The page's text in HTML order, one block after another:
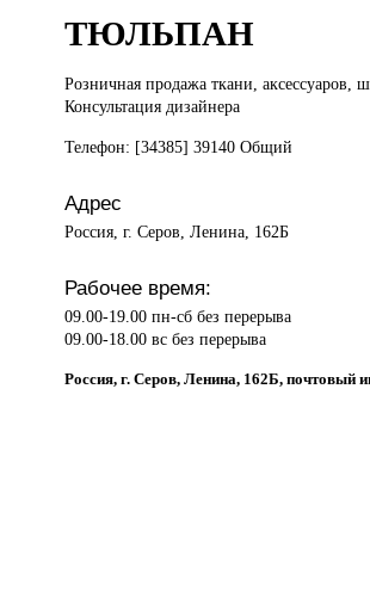
ТЮЛЬПАН
Розничная продажаткани, аксессуаров,
Консультация дизайнера
Телефон: [34385] 39140 Общий
Адрес
Россия, г. Серов, Ленина, 162Б
Рабочее время:
09.00-19.00 пн-сб без перерыва
09.00-18.00 вс без перерыва
Россия, г. Серов, Ленина, 162Б, почтовый